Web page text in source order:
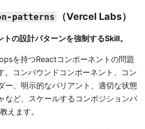
patterns （Vercel Labs）
の設計パターンを強制するSkill。
を持つReactコンポーネントの問題
。コンパウンドコンポーネント、コン
ー、明示的なバリアント、適切な状態
など、スケールするコンポジションパ
えます。